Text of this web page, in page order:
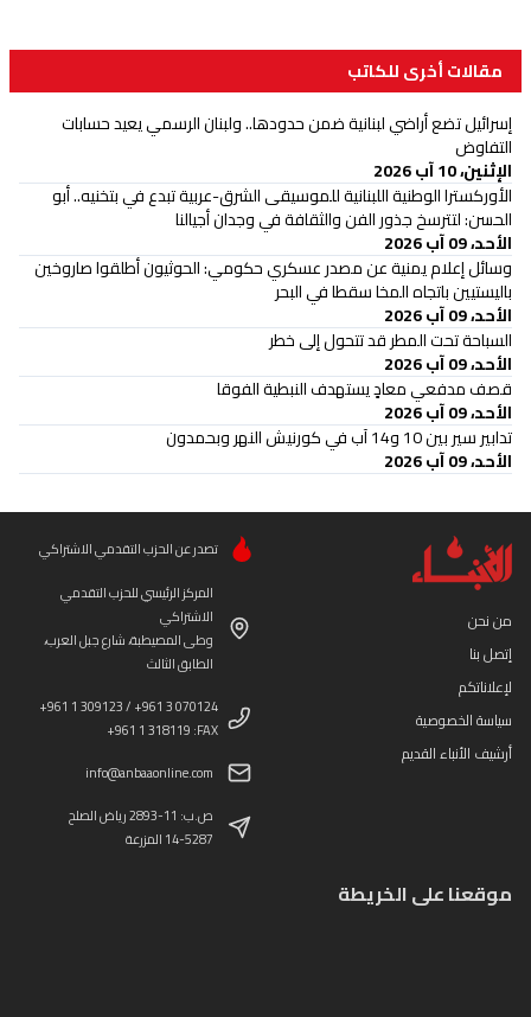
مقالات أخرى للكاتب
إسرائيل تضع أراضي لبنانية ضمن حدودها.. ولبنان الرسمي يعيد حسابات
التفاوض
الإثنين، 10 آب 2026
الأوركسترا الوطنية اللبنانية للموسيقى الشرق-عربية تبدع في بتخنيه.. أبو
الحسن: لتترسخ جذور الفن والثقافة في وجدان أجيالنا
الأحد، 09 آب 2026
وسائل إعلام يمنية عن مصدر عسكري حكومي: الحوثيون أطلقوا صاروخين
باليستيين باتجاه المخا سقطا في البحر
الأحد، 09 آب 2026
السباحة تحت المطر قد تتحول إلى خطر
الأحد، 09 آب 2026
قصف مدفعي معادٍ يستهدف النبطية الفوقا
الأحد، 09 آب 2026
تدابير سير بين 10 و14 آب في كورنيش النهر وبحمدون
الأحد، 09 آب 2026
من نحن
إتصل بنا
لإعلاناتكم
سياسة الخصوصية
أرشيف الأنباء القديم
تصدر عن الحزب التقدمي الاشتراكي
المركز الرئيسي للحزب التقدمي
الاشتراكي
وطى المصيطبة، شارع جبل العرب،
الطابق الثالث
+961 1 309123 / +961 3 070124
+961 1 318119 :FAX
info@anbaaonline.com
ص.ب: 11-2893 رياض الصلح
14-5287 المزرعة
موقعنا على الخريطة